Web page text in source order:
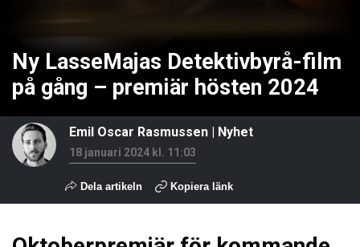
Ny LasseMajas Detektivbyrå-film
på gång – premiär hösten 2024
Emil Oscar Rasmussen | Nyhet
18 januari 2024 kl. 11:03
Dela artikeln Kopiera länk